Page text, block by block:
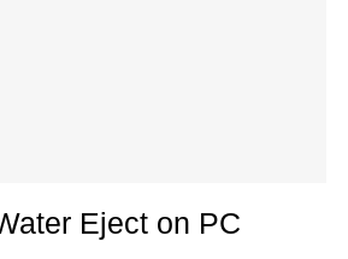
Eject on PC